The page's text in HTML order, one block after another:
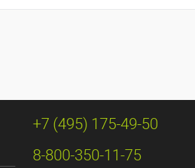
+7 (495) 175-49-50
8-800-350-11-75